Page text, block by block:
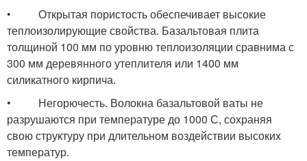
• Открытая пористость обеспечивает высокие
теплоизолирующие свойства. Базальтовая плита
толщиной 100 мм по уровню теплоизоляции сравнима с
300 мм деревянного утеплителя или 1400 мм
силикатного кирпича.
• Негорючесть. Волокна базальтовой ваты не
разрушаются при температуре до 1000 С, сохраняя
свою структуру при длительном воздействии высоких
температур.